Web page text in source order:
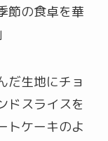
節の食卓を華
だ生地にチョ
ドスライスを
トケーキのよ